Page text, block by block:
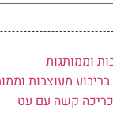
וממותגות
מעוצבות
קשה עם עט